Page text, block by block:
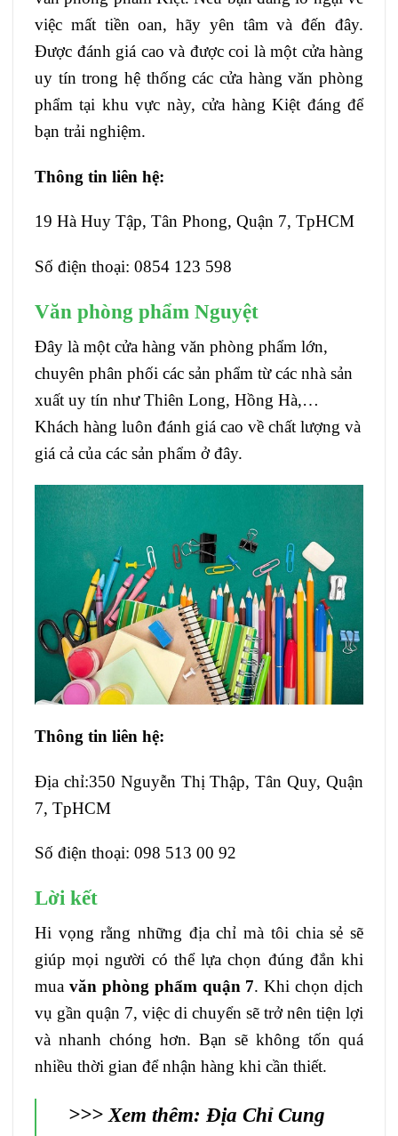
việc mất tiền oan, hãy yên tâm và đến đây.
Được đánh giá cao và được coi là một cửa hàng
uy tín trong hệ thống các cửa hàng văn phòng
phẩm tại khu vực này, cửa hàng Kiệt đáng để
bạn trải nghiệm.
Thông tin liên hệ:
19 Hà Huy Tập, Tân Phong, Quận 7, TpHCM
Số điện thoại: 0854 123 598
Văn phòng phẩm Nguyệt
Đây là một cửa hàng văn phòng phẩm lớn,
chuyên phân phối các sản phẩm từ các nhà sản
xuất uy tín như Thiên Long, Hồng Hà,…
Khách hàng luôn đánh giá cao về chất lượng và
giá cả của các sản phẩm ở đây.
Thông tin liên hệ:
Địa chỉ:350 Nguyễn Thị Thập, Tân Quy, Quận
7, TpHCM
Số điện thoại: 098 513 00 92
Lời kết
Hi vọng rằng những địa chỉ mà tôi chia sẻ sẽ
giúp mọi người có thể lựa chọn đúng đắn khi
mua văn phòng phẩm quận 7. Khi chọn dịch
vụ gần quận 7, việc di chuyển sẽ trở nên tiện lợi
và nhanh chóng hơn. Bạn sẽ không tốn quá
nhiều thời gian để nhận hàng khi cần thiết.
>>> Xem thêm: Địa Chỉ Cung